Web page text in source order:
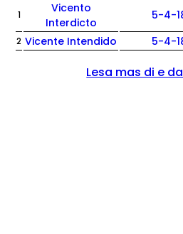
1
Vicento
Interdicto
5-4-
2 Vicente Intendido 5-4-
Lesa mas di e